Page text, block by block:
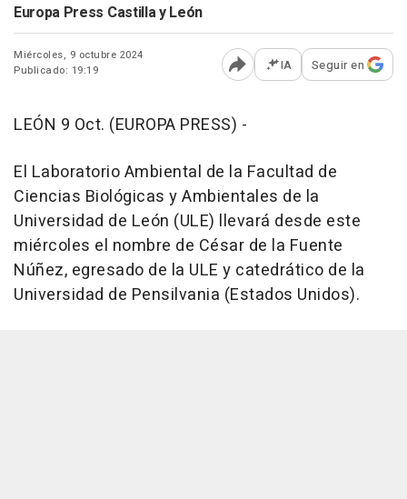
Europa Press Castilla y León
Miércoles, 9 octubre 2024
Publicado: 19:19
Abrir opciones para
IA Seguir en
LEÓN 9 Oct. (EUROPA PRESS) -
El Laboratorio Ambiental de la Facultad de
Ciencias Biológicas y Ambientales de la
Universidad de León (ULE) llevará desde este
miércoles el nombre de César de la Fuente
Núñez, egresado de la ULE y catedrático de la
Universidad de Pensilvania (Estados Unidos).